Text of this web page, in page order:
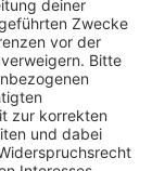
große
und
zu
und